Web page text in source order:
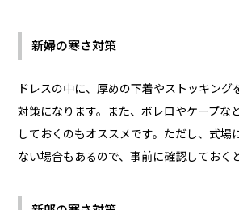
新婦の寒さ対策
ドレスの中に、厚めの下着やストッキング
対策になります。また、ボレロやケープな
しておくのもオススメです。ただし、式場
ない場合もあるので、事前に確認しておく